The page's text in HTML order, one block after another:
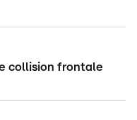
collision frontale